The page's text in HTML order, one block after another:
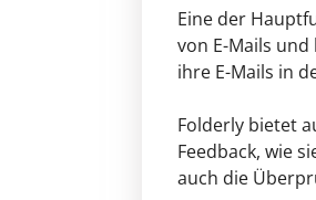
Eine der
von E-Mails
ihre E-Mails in
Folderly bietet
Feedback, wie
auch die